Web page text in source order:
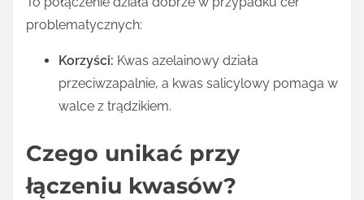
problematycznych:
Korzyści: Kwas azelainowy działa
przeciwzapalnie, a kwas salicylowy pomaga w
walce z trądzikiem.
Czego unikać przy
łączeniu kwasów?